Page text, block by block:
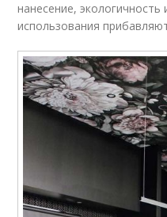
нанесение,
использования